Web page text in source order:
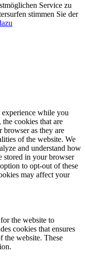
Service zu
stimmen Sie der
while you
cookies that are
browser as they are
of the website. We
and understand how
stored in your browser
to opt-out of these
may affect your
the website to
cookies that ensures
the website. These